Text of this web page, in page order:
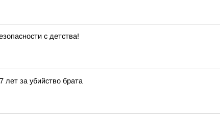
с детства!
за убийство брата